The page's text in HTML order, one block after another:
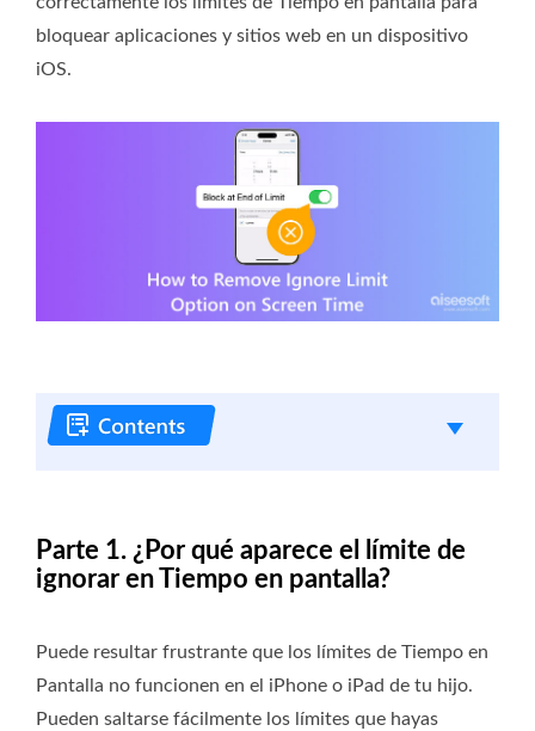
bloquear aplicaciones y sitios web en un dispositivo
iOS.
Parte 1. ¿Por qué aparece el límite de
ignorar en Tiempo en pantalla?
Puede resultar frustrante que los límites de Tiempo en
Pantalla no funcionen en el iPhone o iPad de tu hijo.
Pueden saltarse fácilmente los límites que hayas